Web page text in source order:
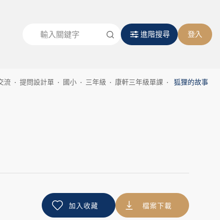
進階搜尋 登入
流 提問設計單 國小 三年級 康軒三年級單課 狐狸的故事
加入收藏 檔案下載